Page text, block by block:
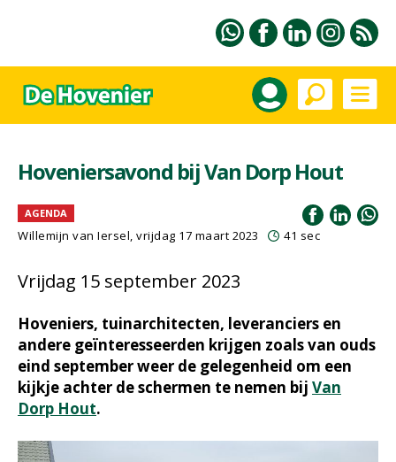
Hoveniersavond bij Van Dorp Hout
AGENDA
Willemijn van Iersel, vrijdag 17 maart 2023 41 sec
Vrijdag 15 september 2023
Hoveniers, tuinarchitecten, leveranciers en
andere geïnteresseerden krijgen zoals van ouds
eind september weer de gelegenheid om een
kijkje achter de schermen te nemen bij Van
Dorp Hout.